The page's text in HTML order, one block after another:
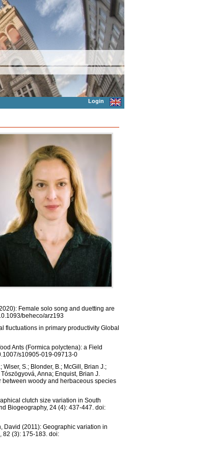
Login
Female solo song and duetting are
beheco/arz193
fluctuations in primary productivity Global
Ants (Formica polyctena): a Field
s10905-019-09713-0
S.; Blonder, B.; McGill, Brian J.;
Anna; Enquist, Brian J.
woody and herbaceous species
clutch size variation in South
Biogeography, 24 (4): 437-447. doi:
David (2011): Geographic variation in
82 (3): 175-183. doi: